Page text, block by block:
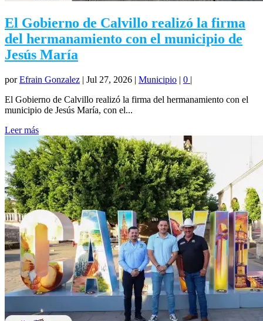
El Gobierno de Calvillo realizó la firma
del hermanamiento con el municipio de
Jesús María
porEfrain Gonzalez | Jul 27, 2026 | Municipio | 0 |
El Gobierno de Calvillo realizó la firma del hermanamiento con el
municipio de Jesús María, con el...
Leer más